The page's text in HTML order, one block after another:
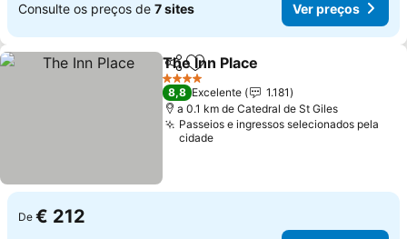
Consulte os preços de 7 sites Ver preços
PartilharAdicionar aos favoritos
The Inn Place
4 Estrelas
8,8 Excelente
1.181
a 0.1 km de Catedral de St Giles
Passeios e ingressos selecionados pela
cidade
De € 212